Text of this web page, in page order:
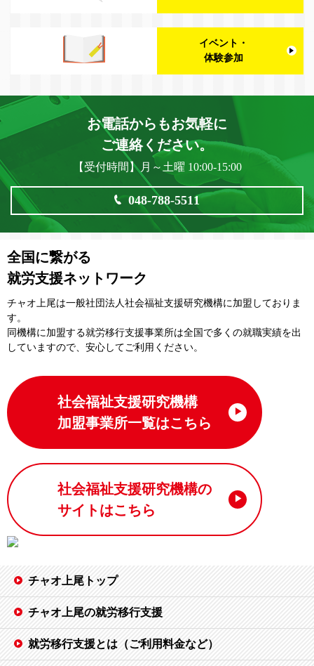
イベント・
体験参加
お電話からもお気軽に
ご連絡ください。
【受付時間】月～土曜 10:00-15:00
048-788-5511
全国に繋がる
就労支援ネットワーク
チャオ上尾は一般社団法⼈社会福祉⽀援研究機構に加盟しておりま
す。
同機構に加盟する就労移⾏⽀援事業所は全国で多くの就職実績を出
していますので、安⼼してご利⽤ください。
社会福祉支援研究機構
加盟事業所一覧はこちら
社会福祉支援研究機構の
サイトはこちら
チャオ上尾トップ
チャオ上尾の就労移行支援
就労移行支援とは（ご利用料金など）